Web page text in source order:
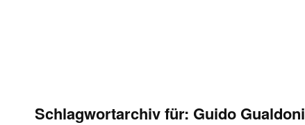
Schlagwortarchiv für: Guido Gualdoni